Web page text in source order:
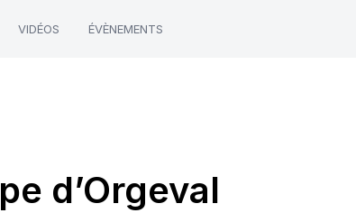
VIDÉOS ÉVÈNEMENTS
d’Orgeval